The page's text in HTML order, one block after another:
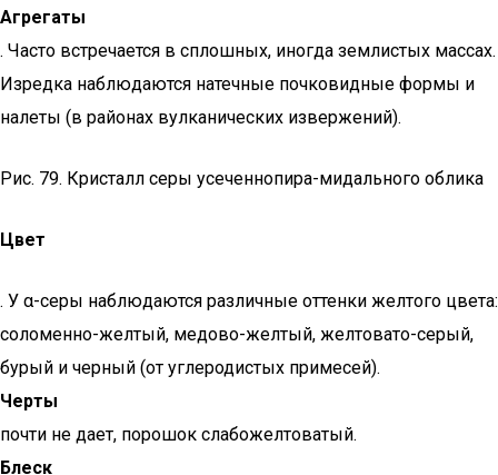
Агрегаты
. Часто встречается в сплошных, иногда землистых массах.
Изредка наблюдаются натечные почковидные формы и
налеты (в районах вулканических извержений).
Рис. 79. Кристалл серы усеченнопира-мидального облика
Цвет
. У α-серы наблюдаются различные оттенки желтого цвета:
соломенно-желтый, медово-желтый, желтовато-серый,
бурый и черный (от углеродистых примесей).
Черты
почти не дает, порошок слабожелтоватый.
Блеск